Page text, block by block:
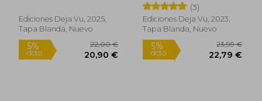
Ediciones Deja Vu, 2025,
Tapa Blanda, Nuevo
(3)
Ediciones Deja Vu, 2023,
Tapa Blanda, Nuevo